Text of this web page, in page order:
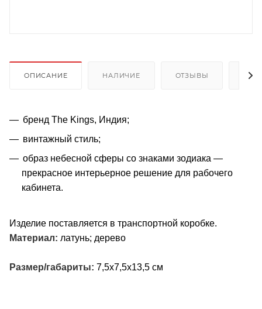
ОПИСАНИЕ НАЛИЧИЕ ОТЗЫВЫ
бренд The Kings, Индия;
винтажный стиль;
образ небесной сферы со знаками зодиака —
прекрасное интерьерное решение для рабочего
кабинета.
Изделие поставляется в транспортной коробке.
Материал: латунь; дерево
Размер/габариты: 7,5х7,5х13,5 см